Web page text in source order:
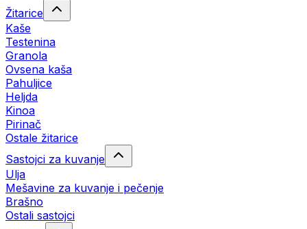
Žitarice
Kaše
Testenina
Granola
Ovsena kaša
Pahuljice
Heljda
Kinoa
Pirinač
Ostale žitarice
Sastojci za kuvanje
Ulja
Mešavine za kuvanje i pečenje
Brašno
Ostali sastojci